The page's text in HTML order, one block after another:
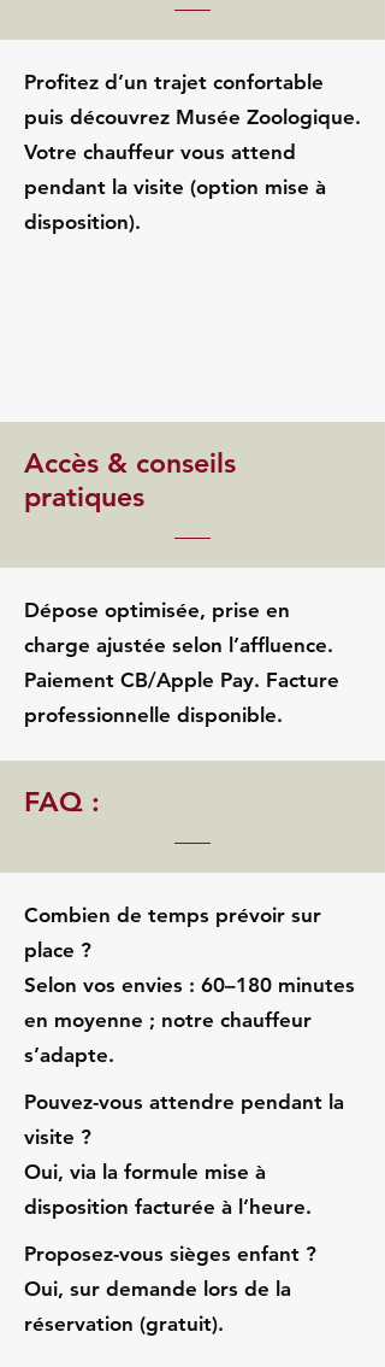
Profitez d’un trajet confortable
puis découvrez Musée Zoologique.
Votre chauffeur vous attend
pendant la visite (option mise à
disposition).
Accès & conseils
pratiques
Dépose optimisée, prise en
charge ajustée selon l’affluence.
Paiement CB/Apple Pay. Facture
professionnelle disponible.
FAQ :
Combien de temps prévoir sur
place ?
Selon vos envies : 60–180 minutes
en moyenne ; notre chauffeur
s’adapte.
Pouvez-vous attendre pendant la
visite ?
Oui, via la formule mise à
disposition facturée à l’heure.
Proposez-vous sièges enfant ?
Oui, sur demande lors de la
réservation (gratuit).